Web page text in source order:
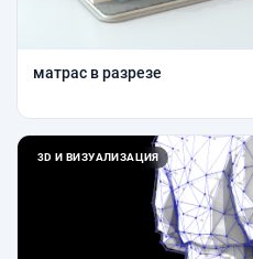
матрас в разрезе
3D И ВИЗУАЛИЗАЦИЯ